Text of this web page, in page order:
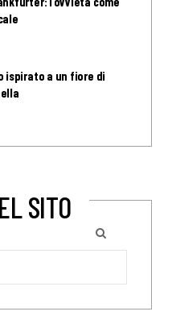
ispirato a un fiore di
SITO